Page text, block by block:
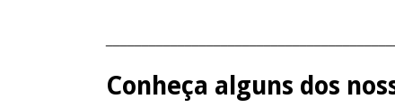
Conheça alguns dos